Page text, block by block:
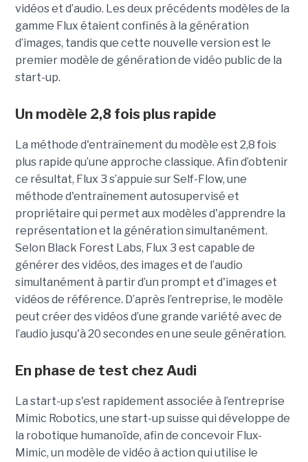
vidéos et d’audio. Les deux précédents modèles de la
gamme Flux étaient confinés à la génération
d’images, tandis que cette nouvelle version est le
premier modèle de génération de vidéo public de la
start-up.
Un modèle 2,8 fois plus rapide
La méthode d'entraînement du modèle est 2,8 fois
plus rapide qu’une approche classique. Afin d’obtenir
ce résultat, Flux 3 s’appuie sur Self-Flow, une
méthode d'entraînement autosupervisé et
propriétaire qui permet aux modèles d'apprendre la
représentation et la génération simultanément.
Selon Black Forest Labs, Flux 3 est capable de
générer des vidéos, des images et de l’audio
simultanément à partir d’un prompt et d'images et
vidéos de référence. D’après l’entreprise, le modèle
peut créer des vidéos d’une grande variété avec de
l’audio jusqu'à 20 secondes en une seule génération.
En phase de test chez Audi
La start-up s'est rapidement associée à l’entreprise
Mimic Robotics, une start-up suisse qui développe de
la robotique humanoïde, afin de concevoir Flux-
Mimic, un modèle de vidéo à action qui utilise le